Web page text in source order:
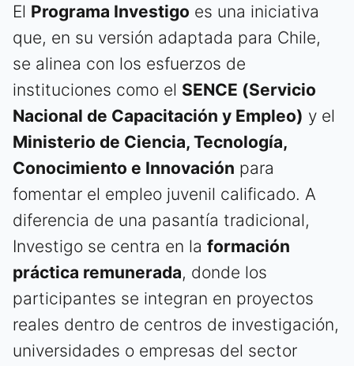
El Programa Investigo es una iniciativa
que, en su versión adaptada para Chile,
se alinea con los esfuerzos de
instituciones como el SENCE (Servicio
Nacional de Capacitación y Empleo) y el
Ministerio de Ciencia, Tecnología,
Conocimiento e Innovación para
fomentar el empleo juvenil calificado. A
diferencia de una pasantía tradicional,
Investigo se centra en la formación
práctica remunerada, donde los
participantes se integran en proyectos
reales dentro de centros de investigación,
universidades o empresas del sector